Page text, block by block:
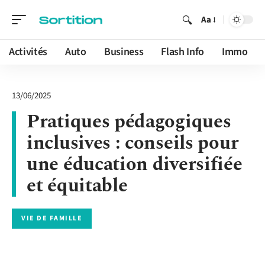
Aa
Activités Auto Business Flash Info Immo
13/06/2025
Pratiques pédagogiques
inclusives : conseils pour
une éducation diversifiée
et équitable
VIE DE FAMILLE